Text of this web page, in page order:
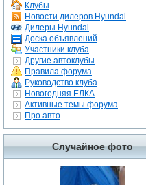
Клубы
Новости дилеров Hyundai
Дилеры Hyundai
Доска объявлений
Участники клуба
Другие автоклубы
Правила форума
Руководство клуба
Новогодняя ЁЛКА
Активные темы форума
Про авто
Случайное фото